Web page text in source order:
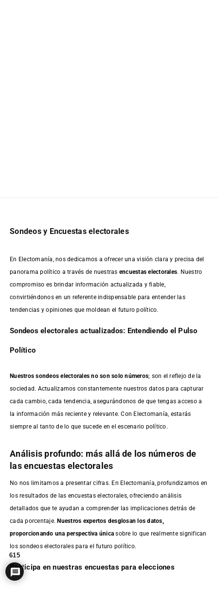
Sondeos y Encuestas electorales
En Electomanía, nos dedicamos a ofrecer una visión clara y precisa del
panorama político a través de nuestras encuestas electorales. Nuestro
compromiso es brindar información actualizada y fiable,
convirtiéndonos en un referente indispensable para entender las
tendencias y opiniones que moldean el futuro político.
Sondeos electorales actualizados: Entendiendo el Pulso
Político
Nuestros sondeos electorales no son solo números; son el reflejo de la
sociedad. Actualizamos constantemente nuestros datos para capturar
cada cambio, cada tendencia, asegurándonos de que tengas acceso a
la información más reciente y relevante. Con Electomanía, estarás
siempre al tanto de lo que sucede en el escenario político.
Análisis profundo: más allá de los números de
las encuestas electorales
No nos limitamos a presentar cifras. En Electomanía, profundizamos en
los resultados de las encuestas electorales, ofreciendo análisis
detallados que te ayudan a comprender las implicaciones detrás de
cada porcentaje.Nuestros expertos desglosan los datos,
proporcionando una perspectiva única sobre lo que realmente significan
los sondeos electorales para el futuro político.
Participa en nuestras encuestas para elecciones
615